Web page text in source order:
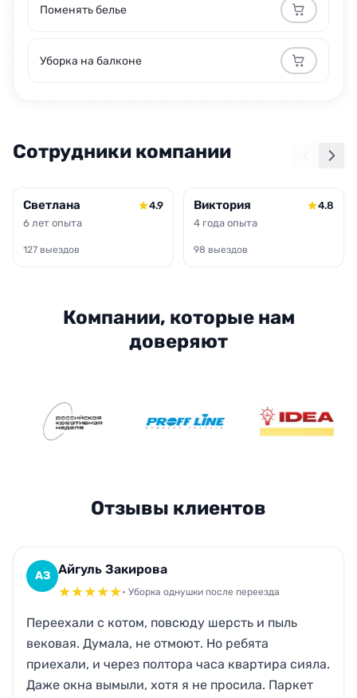
Поменять белье
Уборка на балконе
Сотрудники компании
Светлана
4.9
6 лет опыта
127 выездов
Виктория
4.8
4 года опыта
98 выездов
Компании, которые нам
доверяют
Отзывы клиентов
АЗ Айгуль Закирова
★★★★★• Уборка однушки после переезда
Переехали с котом, повсюду шерсть и пыль
вековая. Думала, не отмоют. Но ребята
приехали, и через полтора часа квартира сияла.
Даже окна вымыли, хотя я не просила. Паркет